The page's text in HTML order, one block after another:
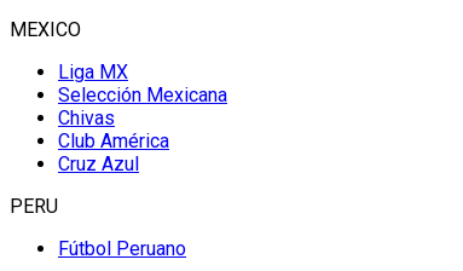
MEXICO
Liga MX
Selección Mexicana
Chivas
Club América
Cruz Azul
PERU
Fútbol Peruano